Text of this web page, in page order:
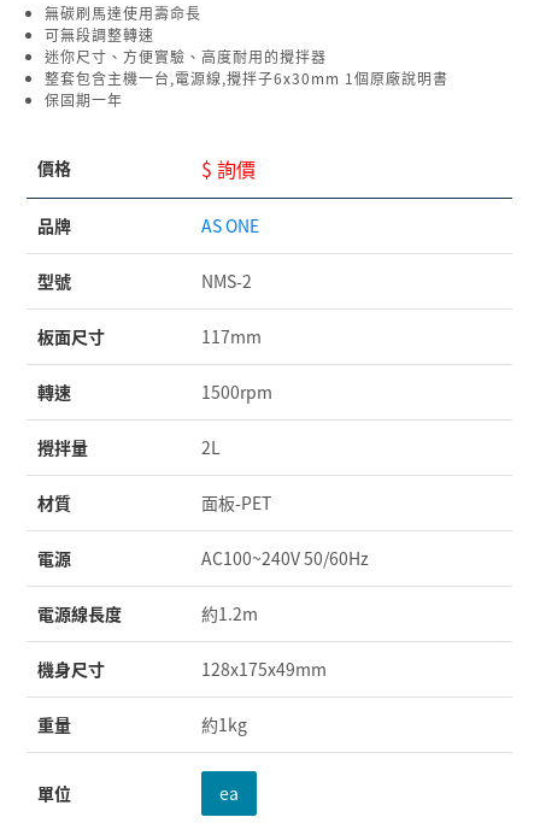
無碳刷馬達使用壽命長
可無段調整轉速
迷你尺寸、方便實驗、高度耐用的攪拌器
整套包含主機一台,電源線,攪拌子6x30mm 1個原廠說明書
保固期一年
價格 $ 詢價
品牌 AS ONE
型號 NMS-2
板面尺寸 117mm
轉速 1500rpm
攪拌量 2L
材質 面板-PET
電源 AC100~240V 50/60Hz
電源線長度 約1.2m
機身尺寸 128x175x49mm
重量 約1kg
單位 ea